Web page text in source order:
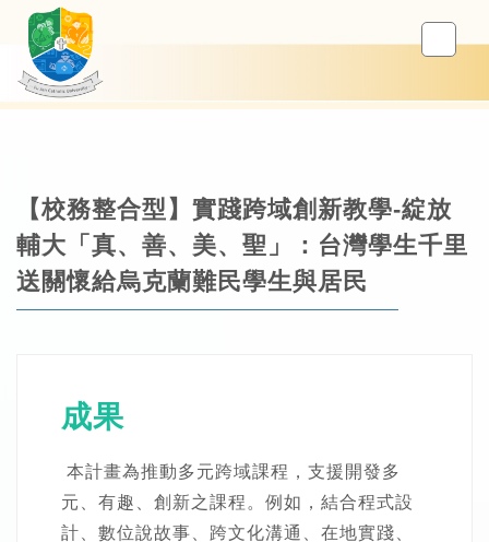
【校務整合型】實踐跨域創新教學-綻放
輔大「真、善、美、聖」：台灣學生千里
送關懷給烏克蘭難民學生與居民
成果
本計畫為推動多元跨域課程，支援開發多
元、有趣、創新之課程。例如，結合程式設
計、數位說故事、跨文化溝通、在地實踐、